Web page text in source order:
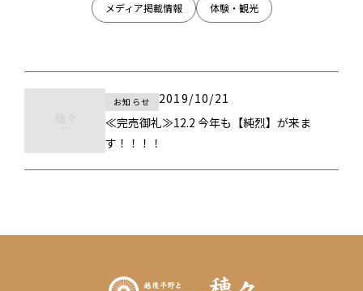
メディア掲載情報 体験・観光
お知らせ
2019/10/21
≪完売御礼≫12.2 今年も【純烈】が来ま
す！！！！